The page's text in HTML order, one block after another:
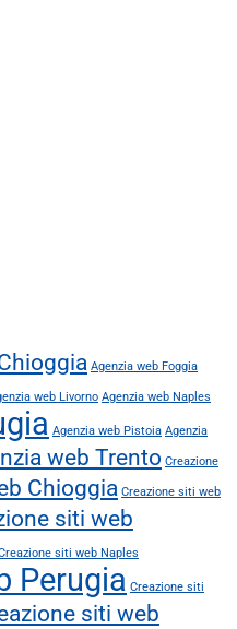
Agenzia web Foggia
web Livorno Agenzia web Naples
Agenzia web Pistoia Agenzia
web Trento Creazione
Chioggia Creazione siti web
siti web
siti web Naples
Perugia Creazione siti
siti web